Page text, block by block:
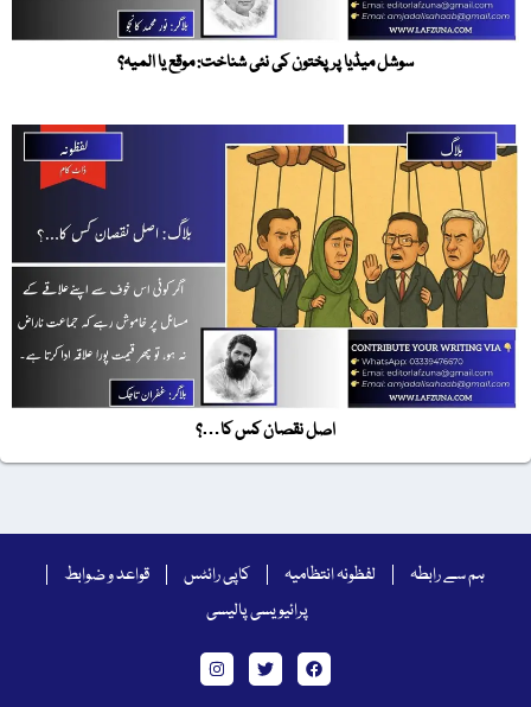
سوشل میڈیا پر پختون کی نئی شناخت: موقع یا المیہ؟
اصل نقصان کس کا…؟
ہم سے رابطہ لفظونہ انتظامیہ کاپی رائٹس
قواعد و ضوابط
پرائیویسی پالیسی